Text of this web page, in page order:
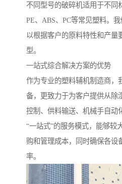
不同型号的破碎机适用于不同
PE、ABS、PC等常见塑料。
以根据客户的原料特性和产量
型。
一站式综合解决方案的优势
作为专业的塑料辅机制造商，
备，更致力于为客户提供从除
控制、供料输送、机械手自动
“一站式”的服务模式，能够较
购和管理成本，同时确保各设
率。